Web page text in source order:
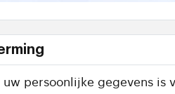
persoonlijke gegevens is